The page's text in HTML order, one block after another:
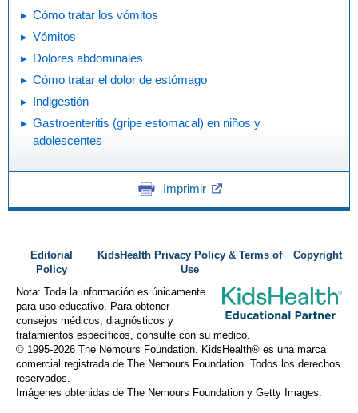
Cómo tratar los vómitos
Vómitos
Dolores abdominales
Cómo tratar el dolor de estómago
Indigestión
Gastroenteritis (gripe estomacal) en niños y
adolescentes
Imprimir
Editorial
Policy
KidsHealth Privacy Policy & Terms of
Use
Copyright
Nota: Toda la información es únicamente
para uso educativo. Para obtener
consejos médicos, diagnósticos y
tratamientos específicos, consulte con su médico.
© 1995-2026 The Nemours Foundation. KidsHealth® es una marca
comercial registrada de The Nemours Foundation. Todos los derechos
reservados.
Imágenes obtenidas de The Nemours Foundation y Getty Images.